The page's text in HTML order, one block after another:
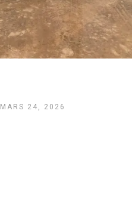
MARS 24, 2026